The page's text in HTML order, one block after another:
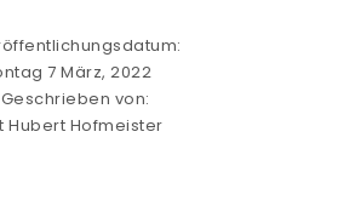
7 März, 2022
Geschrieben von:
Hubert Hofmeister